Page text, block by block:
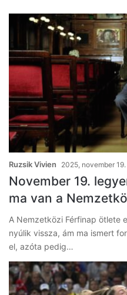
Ruzsik Vivien 2025, november 19.
November 19.
ma van a
A Nemzetközi Férfinap ötlete
nyúlik vissza, ám ma ismert
el, azóta pedig…